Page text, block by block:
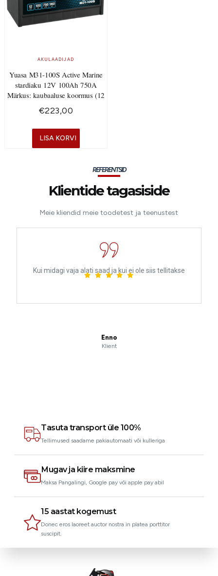
AKULAADIJAD
Yuasa M31-100S Active Marine
stardiaku 12V 100Ah 750A
Märkus: kaubaaluse koormus (12
€223,00
LISA KORVI
REFERENTSID
Klientide tagasiside
Meie kliendid meie toodetest ja teenustest
Enno
Klient
Kui midagi vaja alati saad ja kui ei ole siis tellitakse
Tasuta transport üle 100%
Tellimused saadame pakiautomaati või kulleriga
Mugav ja kiire maksmine
Maksa Pangalingi, Google pay või apple pay abil
15 aastat kogemust
Donec eros laoreet auctor nostra in platea porttitor
suscipit.